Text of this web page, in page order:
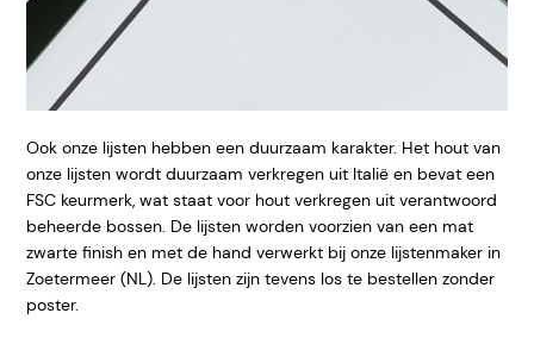
Ook onze lijsten hebben een duurzaam karakter. Het hout van
onze lijsten wordt duurzaam verkregen uit Italië en bevat een
FSC keurmerk, wat staat voor hout verkregen uit verantwoord
beheerde bossen. De lijsten worden voorzien van een mat
zwarte finish en met de hand verwerkt bij onze lijstenmaker in
Zoetermeer (NL). De lijsten zijn tevens los te bestellen zonder
poster.